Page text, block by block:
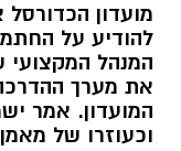
מועדון
להודיע על
המנהל המקצועי
את מערך
המועדון. אמר
וכעוזרו של